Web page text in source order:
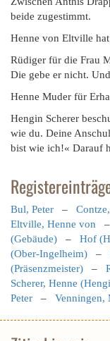
beide zugestimmt.
Henne von Eltville hat
Rüdiger für die Frau
Die gebe er nicht.
Henne Muder für
Hengin Scherer
wie du. Deine
bist wie ich!« Darauf
Bul, Peter –
Eltville, Henne von
(Gebäude) – Hof
(Ober-Ingelheim) –
(Präsenzmeister) –
Scherer, Henne
Peter – Venningen,